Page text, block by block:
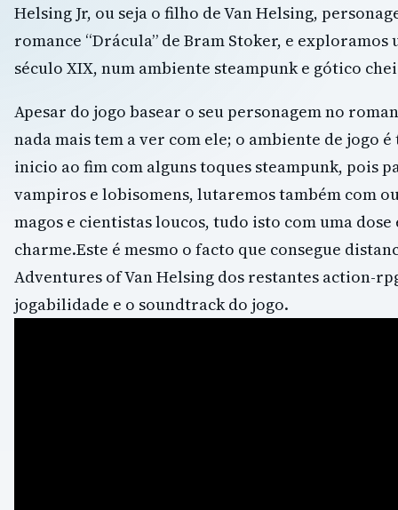
Helsing Jr, ou seja o filho de Van Helsing,
romance “Drácula” de Bram Stoker, e exploramos
século XIX, num ambiente steampunk e gótico
Apesar do jogo basear o seu personagem no
nada mais tem a ver com ele; o ambiente de jogo
inicio ao fim com alguns toques steampunk, pois
vampiros e lobisomens, lutaremos também com
magos e cientistas loucos, tudo isto com uma
charme.Este é mesmo o facto que consegue
Adventures of Van Helsing dos restantes action-
jogabilidade e o soundtrack do jogo.